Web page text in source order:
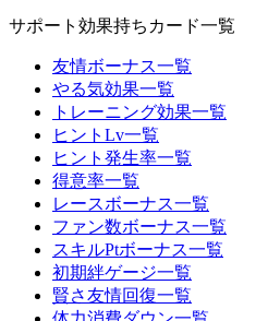
サポート効果持ちカード一覧
友情ボーナス一覧
やる気効果一覧
トレーニング効果一覧
ヒントLv一覧
ヒント発生率一覧
得意率一覧
レースボーナス一覧
ファン数ボーナス一覧
スキルPtボーナス一覧
初期絆ゲージ一覧
賢さ友情回復一覧